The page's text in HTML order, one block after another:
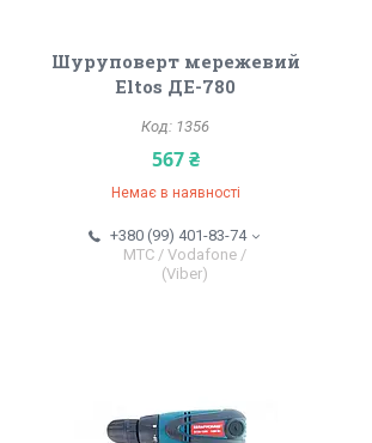
Шуруповерт мережевий
Eltos ДЕ-780
1356
567 ₴
Немає в наявності
+380 (99) 401-83-74
МТС / Vodafone /
(Viber)